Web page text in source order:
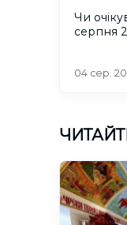
Чи
серпня
04 сер.